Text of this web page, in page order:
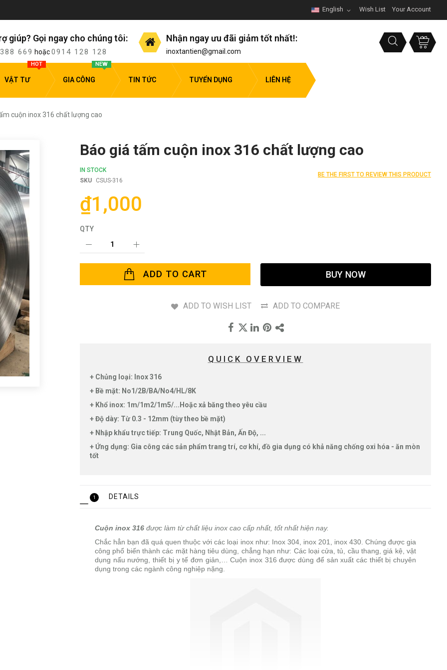
Wish List Your Account
English
giúp? Gọi ngay cho chúng tôi:
669 hoặc0914 128 128
Nhận ngay ưu đãi giảm tốt nhất!:
inoxtantien@gmail.com
VẬT TƯ
HOT
GIA CÔNG
NEW
TIN TỨC TUYỂN DỤNG LIÊN HỆ
cuộn inox 316 chất lượng cao
Báo giá tấm cuộn inox 316 chất lượng cao
IN STOCK
SKU
CSUS-316
BE THE FIRST TO REVIEW THIS PRODUCT
₫1,000
QTY
ADD TO CART BUY NOW
ADD TO WISH LIST ADD TO COMPARE
QUICK OVERVIEW
+ Chủng loại: Inox 316
+ Bề mặt: No1/2B/BA/No4/HL/8K
+ Khổ inox: 1m/1m2/1m5/...Hoặc xả băng theo yêu cầu
+ Độ dày: Từ 0.3 - 12mm (tùy theo bề mặt)
+ Nhập khẩu trực tiếp: Trung Quốc, Nhật Bản, Ấn Độ, ...
+ Ứng dụng: Gia công các sản phẩm trang trí, cơ khí, đồ gia dụng có khả năng chống oxi hóa - ăn mòn
tốt
1 DETAILS
Cuộn inox 316 được làm từ chất liệu inox cao cấp nhất, tốt nhất hiện nay.
Chắc hẳn bạn đã quá quen thuộc với các loại inox như: Inox 304, inox 201, inox 430. Chúng được gia
công phổ biến thành các mặt hàng tiêu dùng, chẳng hạn như: Các loại cửa, tủ, cầu thang, giá kệ, vật
dụng nấu nướng, thiết bị y tế đơn giản,… Cuộn inox 316 được dùng để sản xuất các thiết bị chuyên
dụng trong các ngành công nghiệp nặng.